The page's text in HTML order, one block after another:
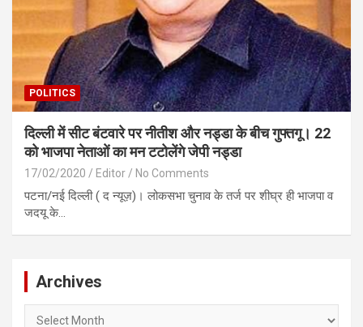
POLITICS
दिल्ली में सीट बंटवारे पर नीतीश और नड्डा के बीच गुफ्तगू। 22
को भाजपा नेताओं का मन टटोलेंगे जेपी नड्डा
17/02/2020 Editor No Comments
पटना/नई दिल्ली ( द न्यूज़)। लोकसभा चुनाव के तर्ज पर शीघ्र ही भाजपा व
जदयू के…
Archives